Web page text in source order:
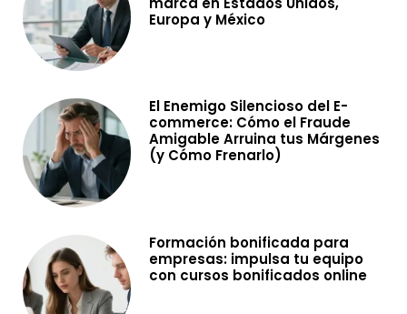
Europa y México
El Enemigo Silencioso del E-
commerce: Cómo el Fraude
Amigable Arruina tus Márgenes
(y Cómo Frenarlo)
Formación bonificada para
empresas: impulsa tu equipo
con cursos bonificados online